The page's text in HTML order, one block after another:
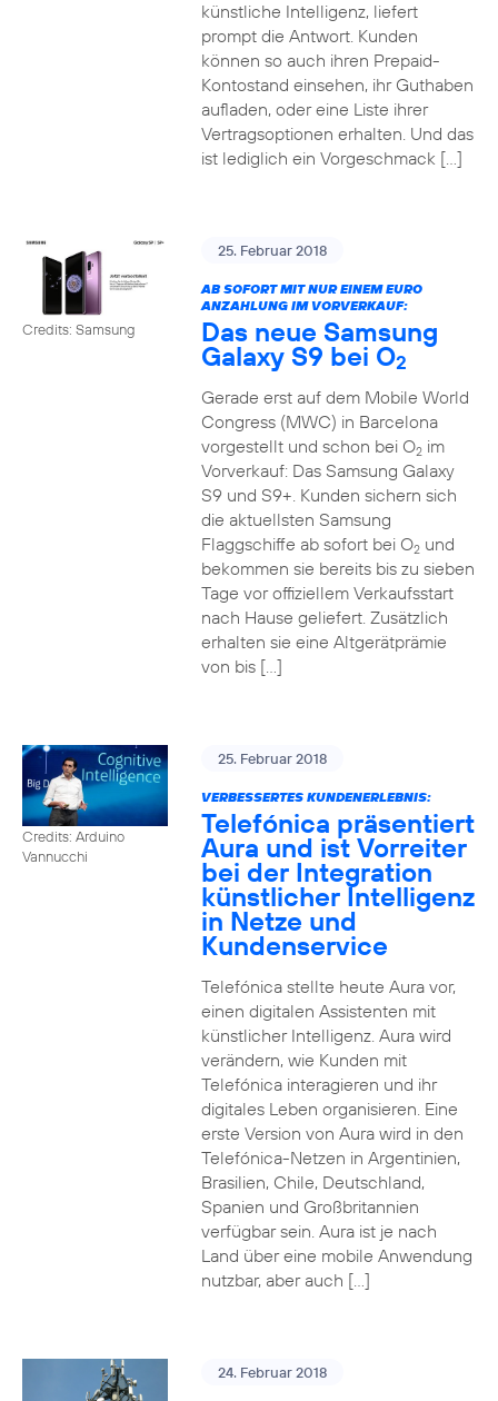
künstliche Intelligenz, liefert
prompt die Antwort. Kunden
können so auch ihren Prepaid-
Kontostand einsehen, ihr Guthaben
aufladen, oder eine Liste ihrer
Vertragsoptionen erhalten. Und das
ist lediglich ein Vorgeschmack […]
Credits: Samsung
25. Februar 2018
AB SOFORT MIT NUR EINEM EURO
ANZAHLUNG IM VORVERKAUF:
Das neue Samsung
Galaxy S9 bei O2
Gerade erst auf dem Mobile World
Congress (MWC) in Barcelona
vorgestellt und schon bei O2im
Vorverkauf: Das Samsung Galaxy
S9 und S9+. Kunden sichern sich
die aktuellsten Samsung
Flaggschiffe ab sofort bei O2und
bekommen sie bereits bis zu sieben
Tage vor offiziellem Verkaufsstart
nach Hause geliefert. Zusätzlich
erhalten sie eine Altgerätprämie
von bis […]
Credits: Arduino
Vannucchi
25. Februar 2018
VERBESSERTES KUNDENERLEBNIS:
Telefónica präsentiert
Aura und ist Vorreiter
bei der Integration
künstlicher Intelligenz
in Netze und
Kundenservice
Telefónica stellte heute Aura vor,
einen digitalen Assistenten mit
künstlicher Intelligenz. Aura wird
verändern, wie Kunden mit
Telefónica interagieren und ihr
digitales Leben organisieren. Eine
erste Version von Aura wird in den
Telefónica-Netzen in Argentinien,
Brasilien, Chile, Deutschland,
Spanien und Großbritannien
verfügbar sein. Aura ist je nach
Land über eine mobile Anwendung
nutzbar, aber auch […]
24. Februar 2018